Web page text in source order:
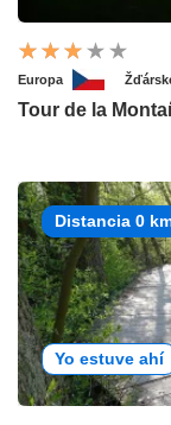
Europa
Tour de la
Distancia 0
Yo estuve ahí